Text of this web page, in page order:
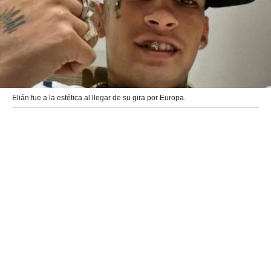
Elián fue a la estética al llegar de su gira por Europa.